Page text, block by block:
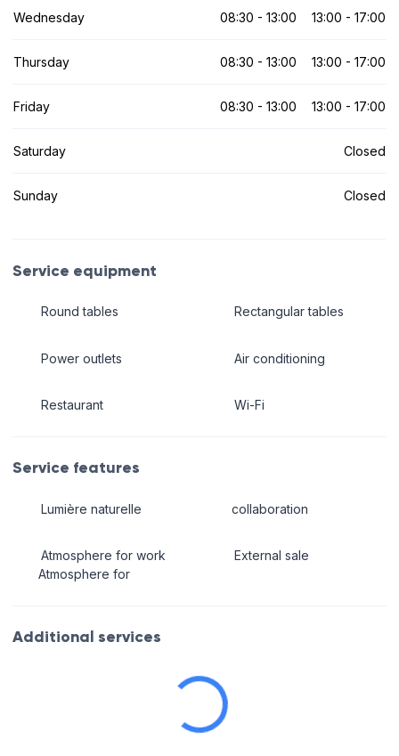
Wednesday 08:30 - 13:00 13:00 - 17:00
Thursday 08:30 - 13:00 13:00 - 17:00
Friday 08:30 - 13:00 13:00 - 17:00
Saturday Closed
Sunday Closed
Service equipment
Round tables
Power outlets
Restaurant
Rectangular tables
Air conditioning
Wi-Fi
Service features
Lumière naturelle
Atmosphere for work
Atmosphere for
collaboration
External sale
Additional services